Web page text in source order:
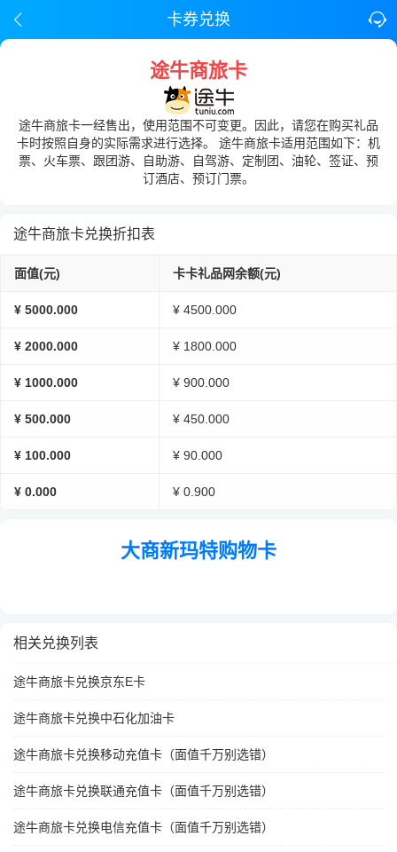
卡券兑换
途牛商旅卡
途牛商旅卡一经售出，使用范围不可变更。因此，请您在购买礼品
卡时按照自身的实际需求进行选择。 途牛商旅卡适用范围如下：机
票、火车票、跟团游、自助游、自驾游、定制团、油轮、签证、预
订酒店、预订门票。
途牛商旅卡兑换折扣表
面值(元) 卡卡礼品网余额(元)
¥ 5000.000 ¥ 4500.000
¥ 2000.000 ¥ 1800.000
¥ 1000.000 ¥ 900.000
¥ 500.000 ¥ 450.000
¥ 100.000 ¥ 90.000
¥ 0.000 ¥ 0.900
大商新玛特购物卡
相关兑换列表
途牛商旅卡兑换京东E卡
途牛商旅卡兑换中石化加油卡
途牛商旅卡兑换移动充值卡（面值千万别选错）
途牛商旅卡兑换联通充值卡（面值千万别选错）
途牛商旅卡兑换电信充值卡（面值千万别选错）